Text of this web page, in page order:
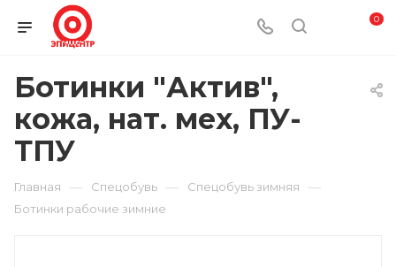
0
Ботинки "Актив",
кожа, нат. мех, ПУ-
ТПУ
Главная — Спецобувь — Спецобувь зимняя —
Ботинки рабочие зимние